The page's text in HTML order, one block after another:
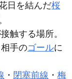
日を結んだ桜
触する場所。
手のゴールに
・ 閉塞前線 ・ 梅